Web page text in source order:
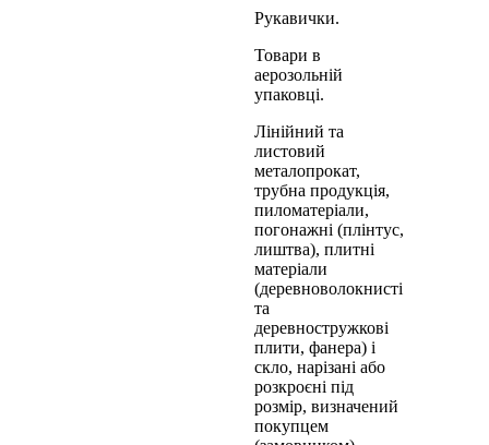
Рукавички.
Товари в
аерозольній
упаковці.
Лінійний та
листовий
металопрокат,
трубна продукція,
пиломатеріали,
погонажні (плінтус,
лиштва), плитні
матеріали
(деревноволокнисті
та
деревностружкові
плити, фанера) і
скло, нарізані або
розкроєні під
розмір, визначений
покупцем